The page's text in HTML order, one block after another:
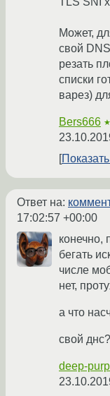
Может,
свой
резать
списки
варез)
Bers666
Ответ на:
17:02:57 +00:00
конечно,
бегать
числе
нет,
а что
свой
deep-